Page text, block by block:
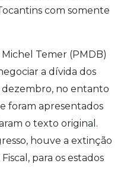
com somente
Temer (PMDB)
a dívida dos
no entanto
foram apresentados
o texto original.
houve a extinção
para os estados